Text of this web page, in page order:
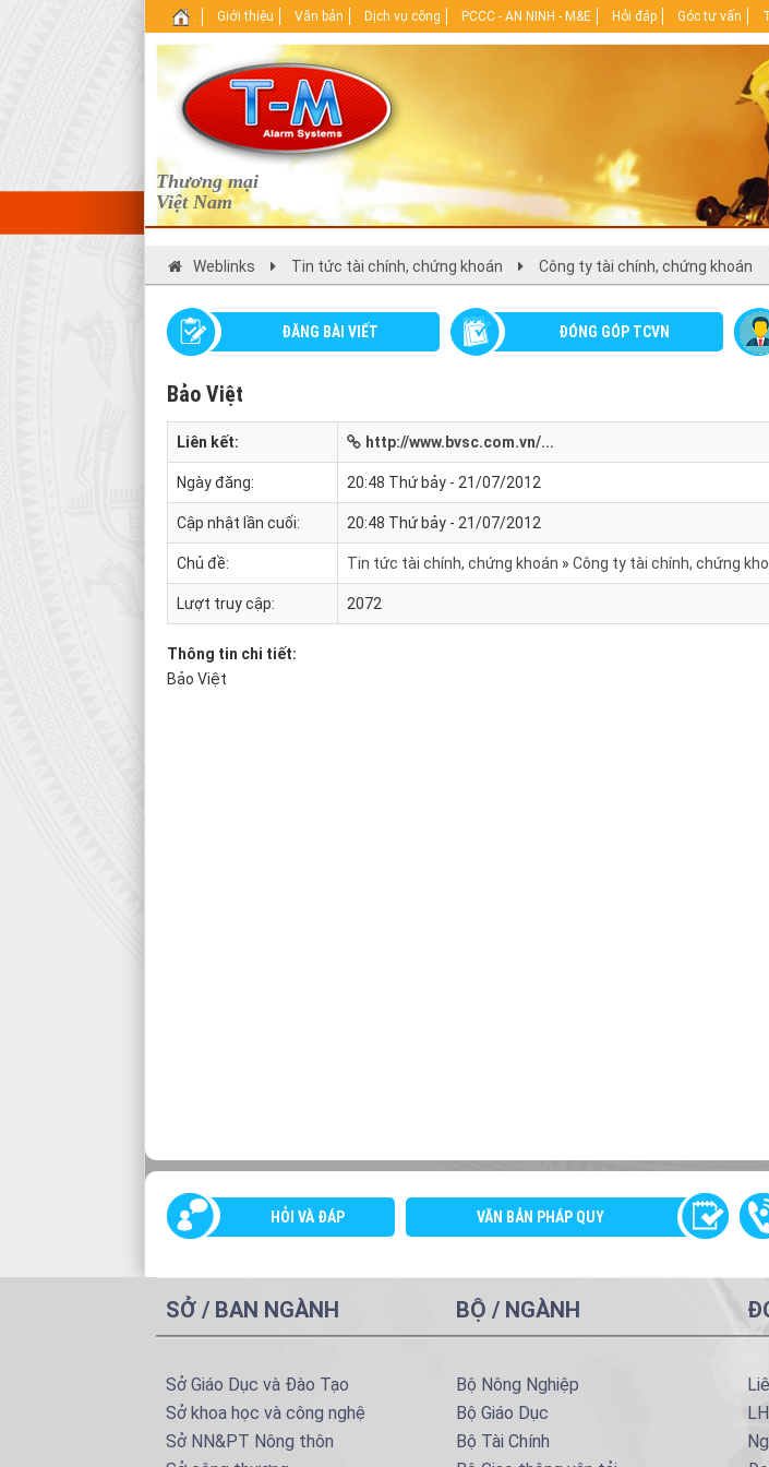
Thương mại
Việt Nam
. Giới thiệu Văn bản Dịch vụ công PCCC - AN NINH - M&E Hỏi đáp Góc tư vấn
Weblinks Tin tức tài chính, chứng khoán Công ty tài chính, chứng khoán
ĐĂNG BÀI VIẾT ĐÓNG GÓP TCVN
Bảo Việt
Liên kết: http://www.bvsc.com.vn/...
Ngày đăng: 20:48 Thứ bảy - 21/07/2012
Cập nhật lần cuối: 20:48 Thứ bảy - 21/07/2012
Chủ đề: Tin tức tài chính, chứng khoán Công ty tài chính, chứng
Lượt truy cập: 2072
Thông tin chi tiết:
Bảo Việt
HỎI VÀ ĐÁP VĂN BẢN PHÁP QUY
SỞ / BAN NGÀNH
Sở Giáo Dục và Đào Tạo
Sở khoa học và công nghệ
Sở NN&PT Nông thôn
BỘ / NGÀNH
Bộ Nông Nghiệp
Bộ Giáo Dục
Bộ Tài Chính